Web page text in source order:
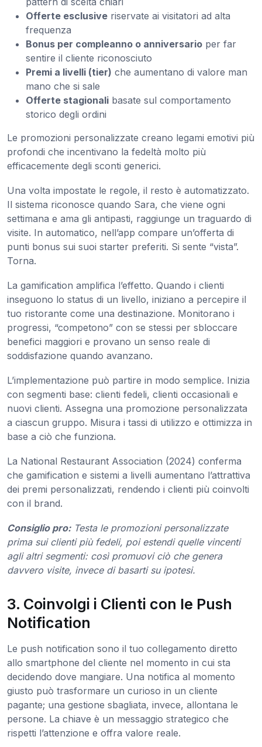
Offerte esclusive riservate ai visitatori ad alta
frequenza
Bonus per compleanno o anniversario per far
sentire il cliente riconosciuto
Premi a livelli (tier) che aumentano di valore man
mano che si sale
Offerte stagionali basate sul comportamento
storico degli ordini
Le promozioni personalizzate creano legami emotivi più
profondi che incentivano la fedeltà molto più
efficacemente degli sconti generici.
Una volta impostate le regole, il resto è automatizzato.
Il sistema riconosce quando Sara, che viene ogni
settimana e ama gli antipasti, raggiunge un traguardo di
visite. In automatico, nell’app compare un’offerta di
punti bonus sui suoi starter preferiti. Si sente “vista”.
Torna.
La gamification amplifica l’effetto. Quando i clienti
inseguono lo status di un livello, iniziano a percepire il
tuo ristorante come una destinazione. Monitorano i
progressi, “competono” con se stessi per sbloccare
benefici maggiori e provano un senso reale di
soddisfazione quando avanzano.
L’implementazione può partire in modo semplice. Inizia
con segmenti base: clienti fedeli, clienti occasionali e
nuovi clienti. Assegna una promozione personalizzata
a ciascun gruppo. Misura i tassi di utilizzo e ottimizza in
base a ciò che funziona.
La National Restaurant Association (2024) conferma
che gamification e sistemi a livelli aumentano l’attrattiva
dei premi personalizzati, rendendo i clienti più coinvolti
con il brand.
Consiglio pro: Testa le promozioni personalizzate
prima sui clienti più fedeli, poi estendi quelle vincenti
agli altri segmenti: così promuovi ciò che genera
davvero visite, invece di basarti su ipotesi.
3. Coinvolgi i Clienti con le Push
Notification
Le push notification sono il tuo collegamento diretto
allo smartphone del cliente nel momento in cui sta
decidendo dove mangiare. Una notifica al momento
giusto può trasformare un curioso in un cliente
pagante; una gestione sbagliata, invece, allontana le
persone. La chiave è un messaggio strategico che
rispetti l’attenzione e offra valore reale.